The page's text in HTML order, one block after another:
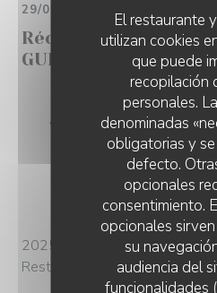
El restaurante
utilizan cookies
que puede
recopilación
personales.
denominadas
obligatorias y
defecto.
opcionales
consentimiento.
opcionales
su
audiencia del
funcionalidades
Récompensé par le
GURU
29/05/2025
Recommandé
2025
Restaurant Entre Terre et Mer